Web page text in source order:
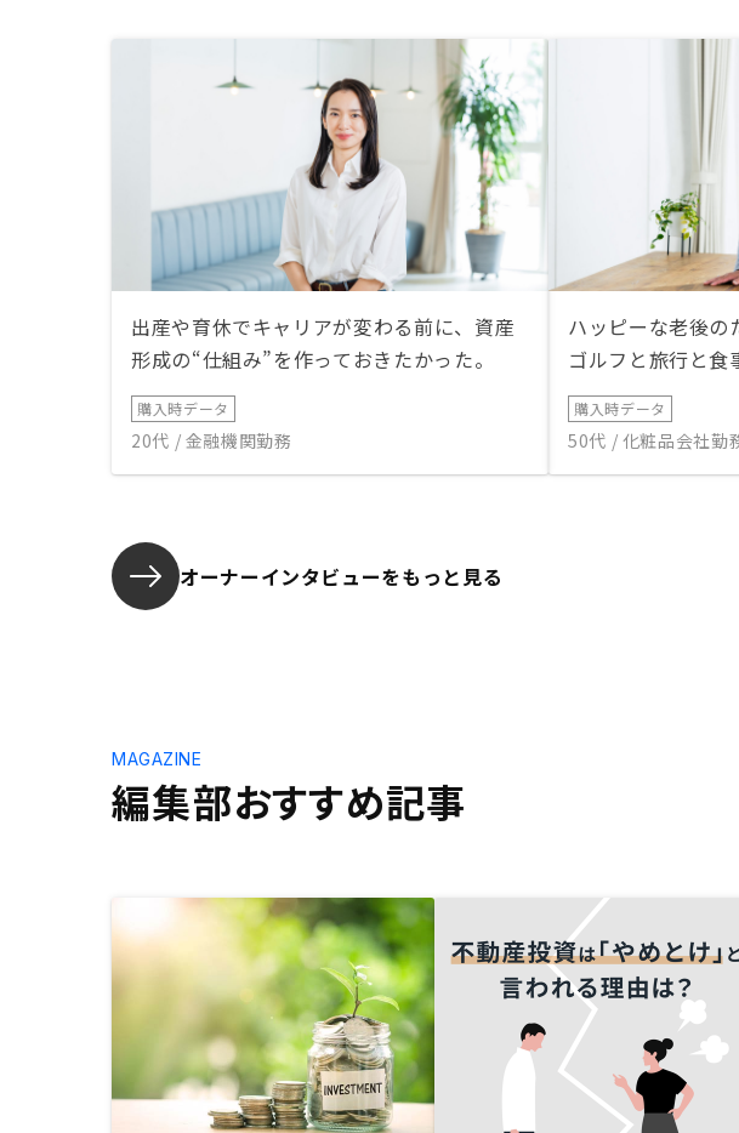
出産や育休でキャリアが変わる前に、資産
形成の“仕組み”を作っておきたかった。
購入時データ
20代 / 金融機関勤務
ハッピーな老後の
ゴルフと旅行と食
購入時データ
50代 / 化粧品会社勤
オーナーインタビューをもっと見る
編集部おすすめ記事
MAGAZINE